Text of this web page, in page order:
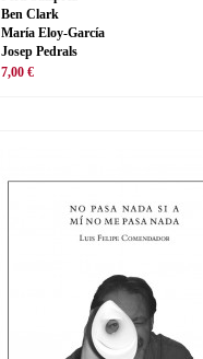
Ben Clark
María Eloy-García
Josep Pedrals
7,00 €